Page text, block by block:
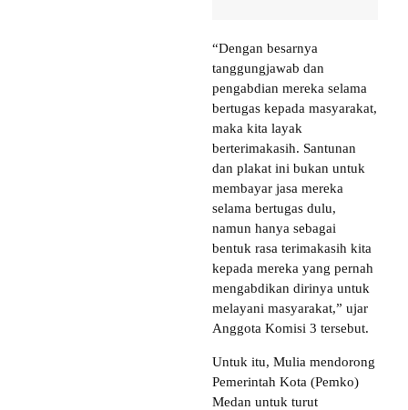
“Dengan besarnya
tanggungjawab dan
pengabdian mereka selama
bertugas kepada masyarakat,
maka kita layak
berterimakasih. Santunan
dan plakat ini bukan untuk
membayar jasa mereka
selama bertugas dulu,
namun hanya sebagai
bentuk rasa terimakasih kita
kepada mereka yang pernah
mengabdikan dirinya untuk
melayani masyarakat,” ujar
Anggota Komisi 3 tersebut.
Untuk itu, Mulia mendorong
Pemerintah Kota (Pemko)
Medan untuk turut